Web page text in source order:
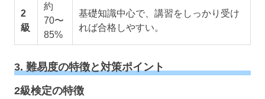
2
級
約
70〜
85%
基礎知識中心で、講習をしっかり受け
れば合格しやすい。
3. 難易度の特徴と対策ポイント
2級検定の特徴